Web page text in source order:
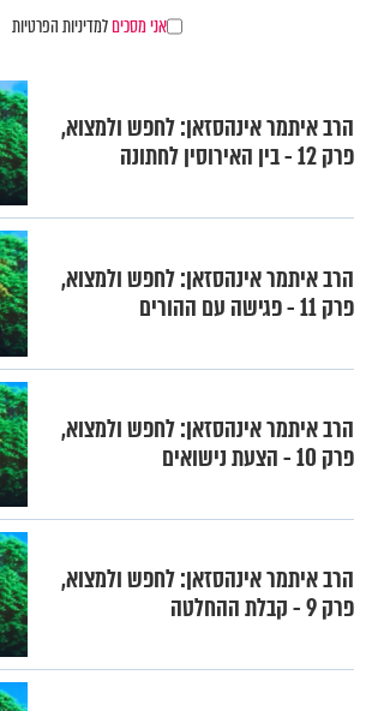
אני מסכיםלמדיניות הפרטיות
הרב איתמר אינהסזאן: לחפש ולמצוא,
פרק 12 - בין האירוסין לחתונה
הרב איתמר אינהסזאן: לחפש ולמצוא,
פרק 11 - פגישה עם ההורים
הרב איתמר אינהסזאן: לחפש ולמצוא,
פרק 10 - הצעת נישואים
הרב איתמר אינהסזאן: לחפש ולמצוא,
פרק 9 - קבלת ההחלטה